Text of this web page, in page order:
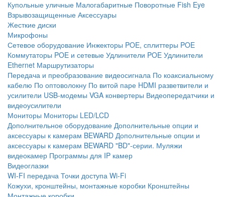
Купольные уличные Малогабаритные Поворотные Fish Eye
Взрывозащищенные Аксессуары
Жесткие диски
Микрофоны
Сетевое оборудование Инжекторы POE, сплиттеры POE
Коммутаторы POE и сетевые Удлинители POE Удлинители
Ethernet Маршрутизаторы
Передача и преобразование видеосигнала По коаксиальному
кабелю По оптоволокну По витой паре HDMI разветвители и
усилители USB-модемы VGA конвертеры Видеопередатчики и
видеоусилители
Мониторы Мониторы LED/LCD
Дополнительное оборудование Дополнительные опции и
аксессуары к камерам BEWARD Дополнительные опции и
аксессуары к камерам BEWARD "BD"-серии. Муляжи
видеокамер Программы для IP камер
Видеоглазки
WI-FI передача Точки доступа Wi-Fi
Кожухи, кронштейны, монтажные коробки Кронштейны